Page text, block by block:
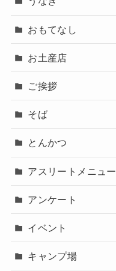
おもてなし
お土産店
ご挨拶
そば
とんかつ
アスリートメニュー
アンケート
イベント
キャンプ場